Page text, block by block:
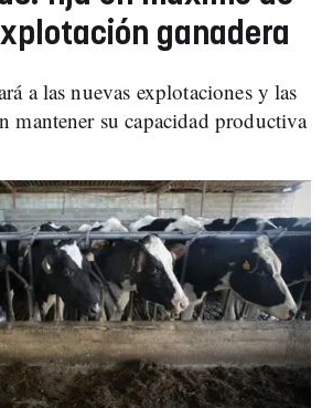
ganadera
a las nuevas explotaciones y las
mantener su capacidad productiva